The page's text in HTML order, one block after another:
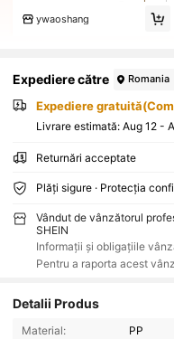
ywaoshang
Expediere către Romania
Expediere
Livrare estimată: Aug 12 -
Returnări acceptate
Plăți sigure · Protecția
Vândut de vânzătorul
SHEIN
Informații și obligațiile
Pentru a raporta acest
Detalii Produs
Material: PP